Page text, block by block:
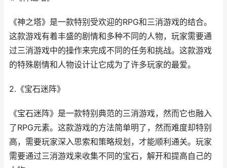
《神之塔》是一款特别受欢迎的RPG和三消游戏的结合。
这款游戏有着丰盛的剧情和多种不同的人物，玩家需要通
过三消游戏中的操作来完成不同的任务和挑战。这款游戏
的特殊剧情和人物设计让它成为了许多玩家的最爱。
2.《宝石迷阵》
《宝石迷阵》是一款特别典范的三消游戏，然而它也融入
了RPG元素。这款游戏的方法简单明了，然而难度却特别
高，需要玩家深入思索和策略规划，才能顺利通关。玩家
需要通过三消游戏来收集不同的宝石，解开和提高自己的